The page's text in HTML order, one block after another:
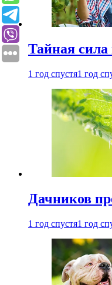
Тайная сила
1 год спустя1 год
Дачников
1 год спустя1 год